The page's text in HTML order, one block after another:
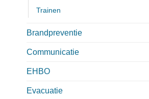
Trainen
Brandpreventie
Communicatie
EHBO
Evacuatie